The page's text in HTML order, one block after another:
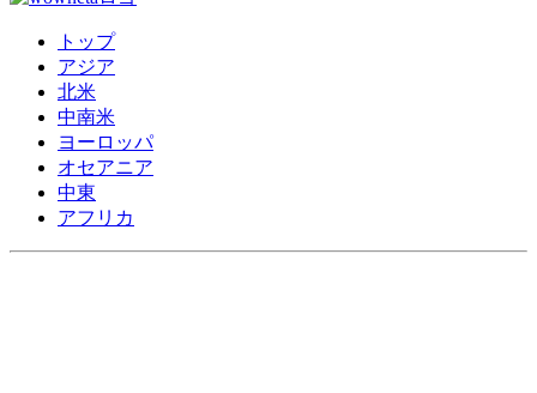
トップ
アジア
北米
中南米
ヨーロッパ
オセアニア
中東
アフリカ